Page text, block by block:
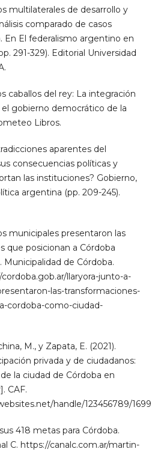
multilaterales de desarrollo y
comparado de casos
En El federalismo argentino en
291-329). Editorial Universidad
caballos del rey: La integración
gobierno democrático de la
Libros.
aparentes del
consecuencias políticas y
las instituciones? Gobierno,
argentina (pp. 209-245).
municipales presentaron las
que posicionan a Córdoba
de Córdoba.
llaryora-junto-a-
las-transformaciones-
cordoba-como-ciudad-
M., y Zapata, E. (2021).
privada y de ciudadanos:
la ciudad de Córdoba en
CAF.
handle/123456789/1699
418 metas para Córdoba.
C. https://canalc.com.ar/martin-